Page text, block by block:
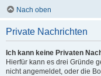
Nach oben
Private Nachrichten
Ich kann keine Privaten
Hierfür kann es drei Gründe
nicht angemeldet, oder die